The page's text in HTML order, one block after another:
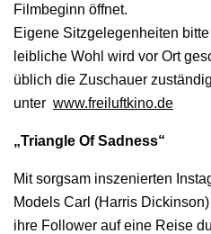
Filmbeginn öffnet.
Eigene Sitzgelegenheiten
leibliche Wohl wird vor Ort
üblich die Zuschauer
unter www.freiluftkino.de
„Triangle Of Sadness“
Mit sorgsam inszenierten
Models Carl (Harris
ihre Follower auf eine Reise